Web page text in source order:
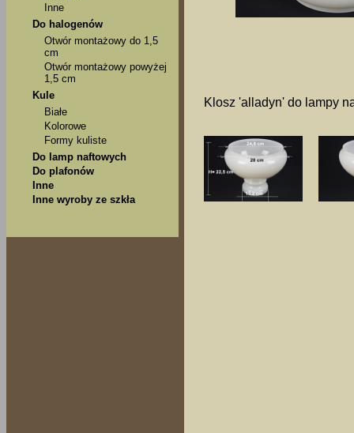
Inne
Do halogenów
Otwór montażowy do 1,5
cm
Otwór montażowy powyżej
1,5 cm
Kule
Białe
Kolorowe
Formy kuliste
Do lamp naftowych
Do plafonów
Inne
Inne wyroby ze szkła
Klosz 'alladyn' do lampy